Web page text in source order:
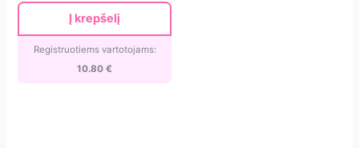
dildės
papildymas
Į krepšelį
Registruotiems vartotojams:
10.80€